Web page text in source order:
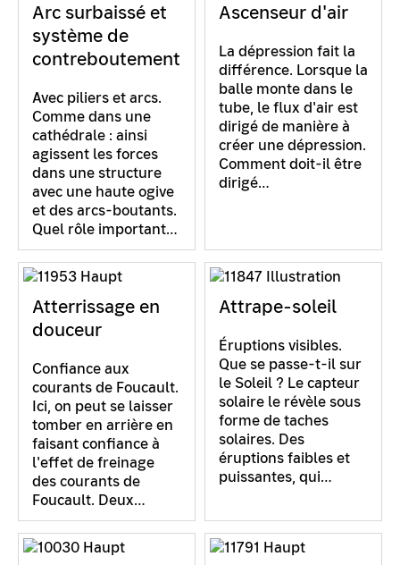
Arc surbaissé et
système de
contreboutement
Avec piliers et arcs.
Comme dans une
cathédrale : ainsi
agissent les forces
dans une structure
avec une haute ogive
et des arcs-boutants.
Quel rôle important…
Ascenseur d'air
La dépression fait la
différence. Lorsque la
balle monte dans le
tube, le flux d'air est
dirigé de manière à
créer une dépression.
Comment doit-il être
dirigé…
Atterrissage en
douceur
Confiance aux
courants de Foucault.
Ici, on peut se laisser
tomber en arrière en
faisant confiance à
l'effet de freinage
des courants de
Foucault. Deux…
Attrape-soleil
Éruptions visibles.
Que se passe-t-il sur
le Soleil ? Le capteur
solaire le révèle sous
forme de taches
solaires. Des
éruptions faibles et
puissantes, qui…